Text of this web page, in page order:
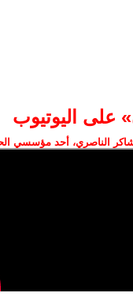
على اليوتيوب
الناصري، أحد مؤسسي